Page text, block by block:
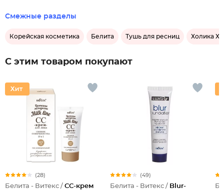
Смежные разделы
Корейская косметика Белита Тушь для ресниц Холика
С этим товаром покупают
(28)
Белита - Витекс / CC-крем
(49)
Белита - Витекс / Blur-